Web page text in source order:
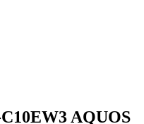
AQUOS